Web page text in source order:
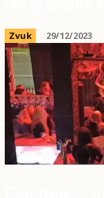
Zvuk 29/12/2023